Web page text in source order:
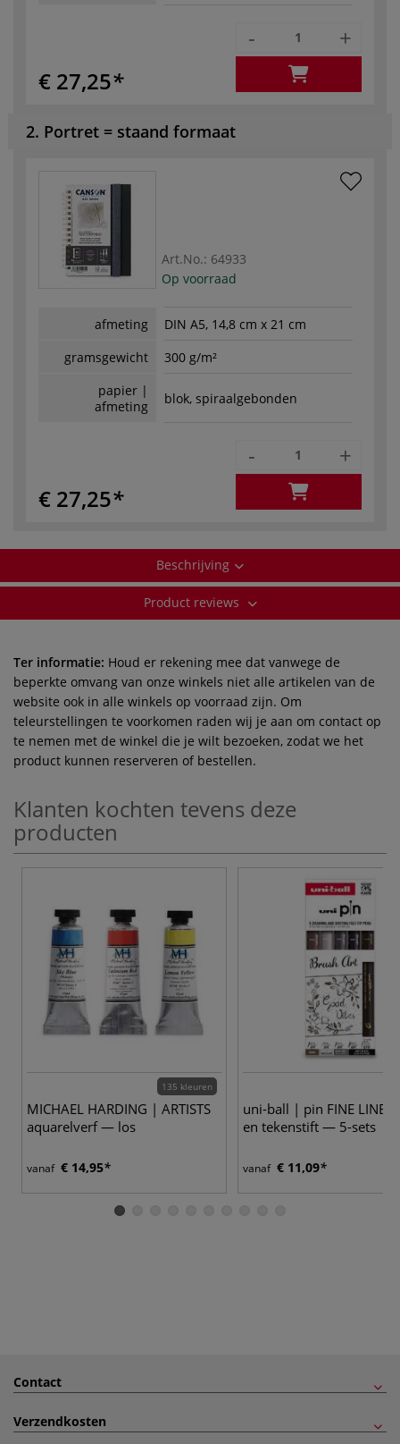
€ 27,25
- +
2. Portret = staand formaat
Art.No.: 64933
Op voorraad
afmeting
DIN A5, 14,8 cm x 21 cm
gramsgewicht
300 g/m²
papier |
afmeting
blok, spiraalgebonden
€ 27,25
- +
Beschrijving
Product reviews
Ter informatie: Houd er rekening mee dat vanwege de
beperkte omvang van onze winkels niet alle artikelen van de
website ook in alle winkels op voorraad zijn. Om
teleurstellingen te voorkomen raden wij je aan om contact op
te nemen met de winkel die je wilt bezoeken, zodat we het
product kunnen reserveren of bestellen.
Klanten kochten tevens deze
producten
135 kleuren
MICHAEL HARDING | ARTISTS
aquarelverf — los
vanaf € 14,95
uni-ball | pin FINE LINE
en tekenstift — 5-sets
vanaf € 11,09
Contact
Verzendkosten